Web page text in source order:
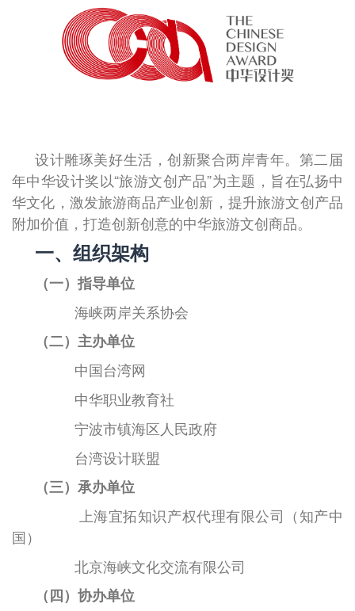
设计雕琢美好生活，创新聚合两岸青年。第二届
年中华设计奖以“旅游文创产品”为主题，旨在弘扬中
华文化，激发旅游商品产业创新，提升旅游文创产品
附加价值，打造创新创意的中华旅游文创商品。
一、组织架构
（一）指导单位
海峡两岸关系协会
（二）主办单位
中国台湾网
中华职业教育社
宁波市镇海区人民政府
台湾设计联盟
（三）承办单位
上海宜拓知识产权代理有限公司（知产中
国）
北京海峡文化交流有限公司
（四）协办单位